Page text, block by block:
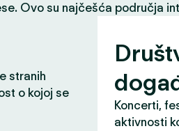
Ovo su najčešća područja
stranih
o kojoj se
Koncerti,
aktivnosti